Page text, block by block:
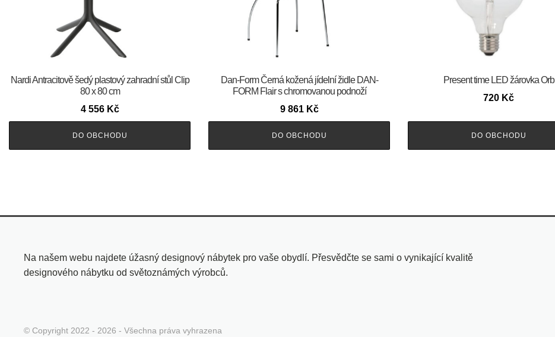
Nardi Antracitově šedý plastový zahradní stůl Clip
80 x 80 cm
4 556 Kč
DO OBCHODU
​​​​​Dan-Form Černá kožená jídelní židle DAN-
FORM Flair s chromovanou podnoží
9 861 Kč
DO OBCHODU
Present time LED žárovka Orb
720 Kč
DO OBCHODU
Na našem webu najdete úžasný designový nábytek pro vaše obydlí. Přesvědčte se sami o vynikající kvalitě
designového nábytku od světoznámých výrobců.
© Copyright 2022 - 2026 - Všechna práva vyhrazena